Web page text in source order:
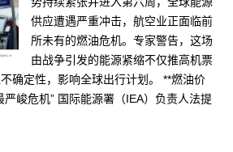
供应遭遇严重冲击，航空业正面临前
所未有的燃油危机。专家警告，这场
由战争引发的能源紧缩不仅推高机票
确定性，影响全球出行计划。 **燃油价
严峻危机” 国际能源署（IEA）负责人法提